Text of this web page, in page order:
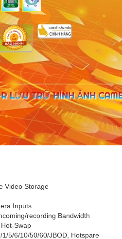
Video Storage
Inputs
recording Bandwidth
Swap
1/5/6/10/50/60/JBOD, Hotspare